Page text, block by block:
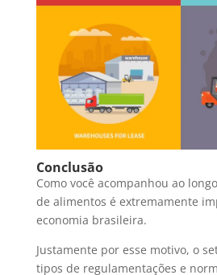
Conclusão
Como você acompanhou ao
de alimentos é extremamente
economia brasileira.
Justamente por esse motivo, o
tipos de regulamentações e